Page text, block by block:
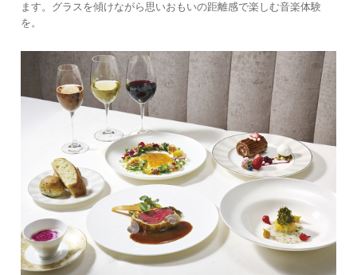
ます。グラスを傾けながら思いおもいの距離感で楽しむ音楽体験
を。